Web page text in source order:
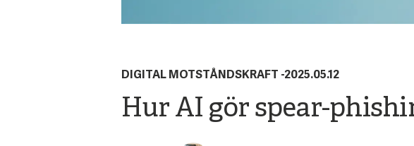
DIGITAL MOTSTÅNDSKRAFT -2025.05.12
Hur AI gör spear-